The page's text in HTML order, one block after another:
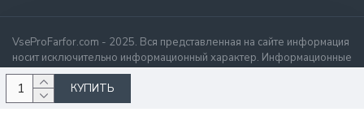
КУПИТЬ
VseProFarfor.com - 2025. Вся представленная на сайте информация
носит исключительно информационный характер. Информационные
материалы и цены на данном сайте ни при каких условиях не
являются публичной офертой.